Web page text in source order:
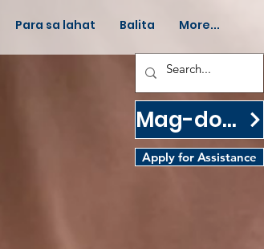
Mag-donate
Apply for Assistance
Para sa lahat Balita More...